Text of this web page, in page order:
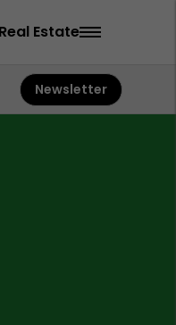
Real Estate
Newsletter